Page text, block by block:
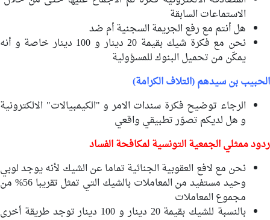
الاستماعات السابقة
هل أنتم مع رفع الجريمة السجنية أم ضد
نحن مع فكرة شيك بقيمة 20 دينار و 100 دينار خاصة و أنه
يمكّن من تحميل البنوك للمسؤولية
الحبيب بن سيدهم (ائتلاف الكرامة)
الرجاء توضيح فكرة سندات الامر و "الكيمبيالات" الالكترونية
و هل لديكم تصوّر تطبيقي واقعي
ردودممثليالجمعية التونسية لمكافحة الفساد
نحن مع لافع العقوبية الجنائية تماما عن الشيك لأنه يوجد لوبي
وحيد مستفيد من المعاملات بالشيك التي تمثل تقريبا 56% من
مجموع المعاملات
بالنسبة للشيك بقيمة 20 دينار و 100 دينار توجد طريقة أخرى